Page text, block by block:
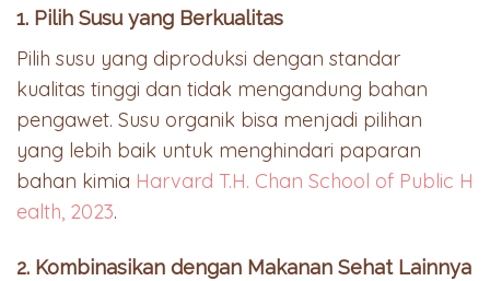
1. Pilih Susu yang Berkualitas
Pilih susu yang diproduksi dengan standar
kualitas tinggi dan tidak mengandung bahan
pengawet. Susu organik bisa menjadi pilihan
yang lebih baik untuk menghindari paparan
bahan kimia Harvard T.H. Chan School of Public H
ealth, 2023.
2. Kombinasikan dengan Makanan Sehat Lainnya